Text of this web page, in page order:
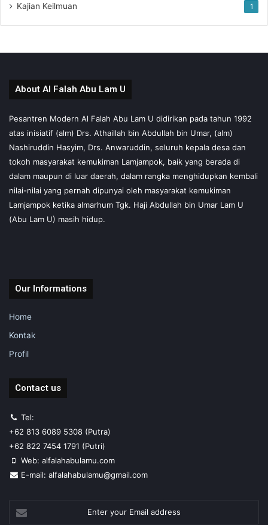
Kajian Keilmuan 1
About Al Falah Abu Lam U
Pesantren Modern Al Falah Abu Lam U didirikan pada tahun 1992
atas inisiatif (alm) Drs. Athaillah bin Abdullah bin Umar, (alm)
Nashiruddin Hasyim, Drs. Anwaruddin, seluruh kepala desa dan
tokoh masyarakat kemukiman Lamjampok, baik yang berada di
dalam maupun di luar daerah, dalam rangka menghidupkan kembali
nilai-nilai yang pernah dipunyai oleh masyarakat kemukiman
Lamjampok ketika almarhum Tgk. Haji Abdullah bin Umar Lam U
(Abu Lam U) masih hidup.
Our Informations
Home
Kontak
Profil
Contact us
Tel:
+62 813 6089 5308 (Putra)
+62 822 7454 1791 (Putri)
Web: alfalahabulamu.com
E-mail: alfalahabulamu@gmail.com
your